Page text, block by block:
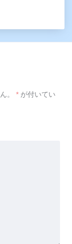
。 * が付いてい